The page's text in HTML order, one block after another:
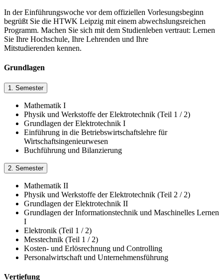
In der Einführungswoche vor dem offiziellen Vorlesungsbeginn
begrüßt Sie die HTWK Leipzig mit einem abwechslungsreichen
Programm. Machen Sie sich mit dem Studienleben vertraut: Lernen
Sie Ihre Hochschule, Ihre Lehrenden und Ihre
Mitstudierenden kennen.
Grundlagen
1. Semester
Mathematik I
Physik und Werkstoffe der Elektrotechnik (Teil 1 / 2)
Grundlagen der Elektrotechnik I
Einführung in die Betriebswirtschaftslehre für
Wirtschaftsingenieurwesen
Buchführung und Bilanzierung
2. Semester
Mathematik II
Physik und Werkstoffe der Elektrotechnik (Teil 2 / 2)
Grundlagen der Elektrotechnik II
Grundlagen der Informationstechnik und Maschinelles Lernen
I
Elektronik (Teil 1 / 2)
Messtechnik (Teil 1 / 2)
Kosten- und Erlösrechnung und Controlling
Personalwirtschaft und Unternehmensführung
Vertiefung